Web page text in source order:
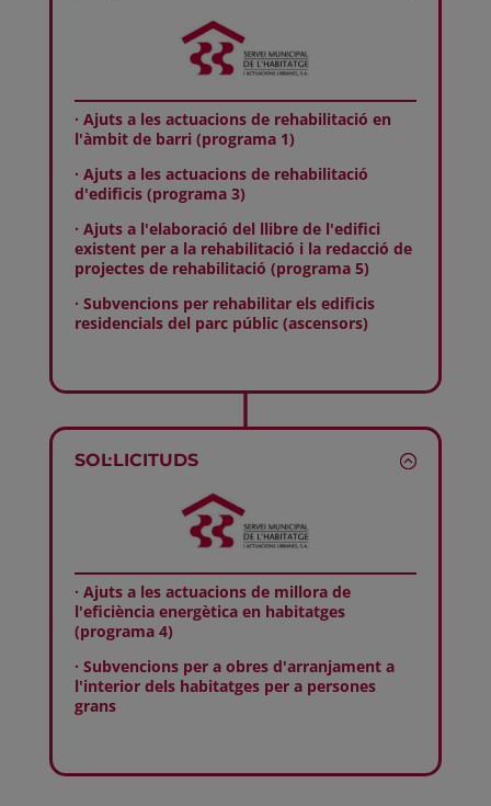
· Ajuts a les actuacions de rehabilitació en
l'àmbit de barri (programa 1)
· Ajuts a les actuacions de rehabilitació
d'edificis (programa 3)
· Ajuts a l'elaboració del llibre de l'edifici
existent per a la rehabilitació i la redacció de
projectes de rehabilitació (programa 5)
· Subvencions per rehabilitar els edificis
residencials del parc públic (ascensors)
SOL·LICITUDS
· Ajuts a les actuacions de millora de
l'eficiència energètica en habitatges
(programa 4)
· Subvencions per a obres d'arranjament a
l'interior dels habitatges per a persones
grans